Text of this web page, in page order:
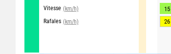
Vitesse (km/h)
Rafales (km/h)
15
26